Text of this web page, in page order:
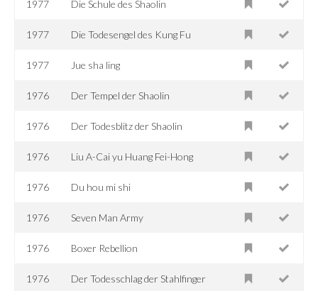
1977 Die Schule des Shaolin
1977 Die Todesengel des Kung Fu
1977 Jue sha ling
1976 Der Tempel der Shaolin
1976 Der Todesblitz der Shaolin
1976 Liu A-Cai yu Huang Fei-Hong
1976 Du hou mi shi
1976 Seven Man Army
1976 Boxer Rebellion
1976 Der Todesschlag der Stahlfinger